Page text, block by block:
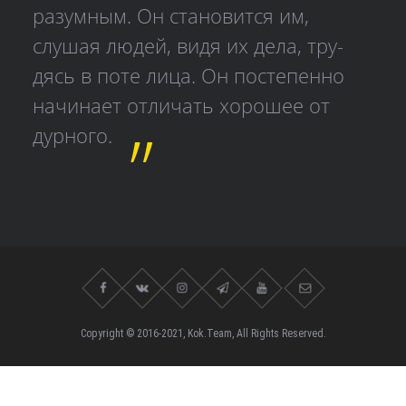
разумным. Он становится им,
слушая людей, видя их дела, тру­
дясь в поте лица. Он постепенно
начинает отличать хорошее от
дурного.
Copyright © 2016-2021, Kok.Team, All Rights Reserved.